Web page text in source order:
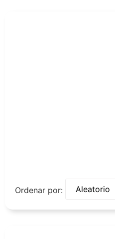
Ordenar por: